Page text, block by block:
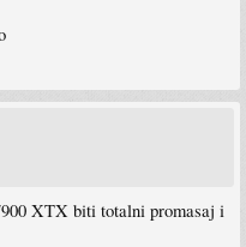
XTX biti totalni promasaj i